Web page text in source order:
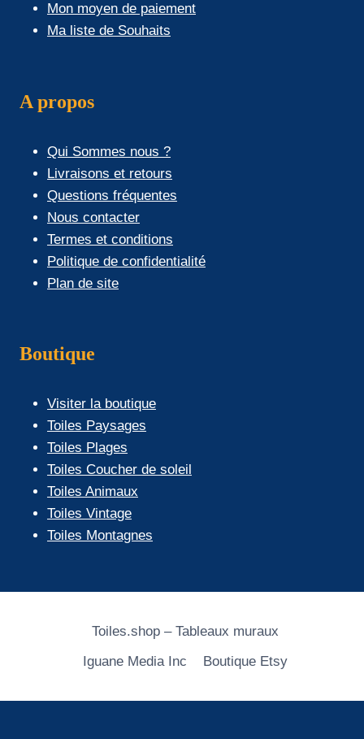
Mon moyen de paiement
Ma liste de Souhaits
A propos
Qui Sommes nous ?
Livraisons et retours
Questions fréquentes
Nous contacter
Termes et conditions
Politique de confidentialité
Plan de site
Boutique
Visiter la boutique
Toiles Paysages
Toiles Plages
Toiles Coucher de soleil
Toiles Animaux
Toiles Vintage
Toiles Montagnes
Toiles.shop – Tableaux muraux
Iguane Media Inc
Boutique Etsy